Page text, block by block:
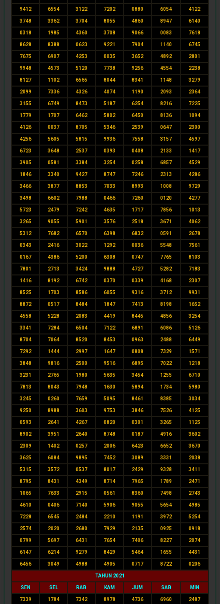
9412 6554 3122 7202 0880 6054 4122
3748 3362 3704 8055 4860 8947 6140
0318 1985 4360 3708 9066 0083 7618
8628 8388 0623 9221 7904 1140 6745
7675 6907 4253 0035 3652 4892 2801
9948 4573 5120 7738 9256 4554 2238
8127 1102 6565 8044 8341 1148 3279
2099 7336 4326 4074 1190 2093 2364
3155 6749 8473 5187 6254 8216 7225
1779 1707 6462 5802 6450 8136 1094
4126 0037 8705 5346 2539 0647 2300
4256 5605 5815 9936 7558 3157 4597
6723 3648 2537 0393 0408 2133 1417
3905 0581 3384 3254 0258 6857 4529
1846 3340 9427 8747 7246 2313 4286
3466 3877 8853 7033 8993 1008 9729
3498 6602 7988 0466 7260 0120 4277
5723 2479 7242 4635 1717 7856 1013
3265 9055 5901 3576 2518 3671 4062
5312 7682 6570 6398 6832 0591 2678
0343 2416 3022 1292 0036 5548 7561
0167 4386 5200 6308 0747 7765 8103
7801 2713 3424 9888 4727 5282 7183
1416 8192 6742 0370 0339 4168 2307
8525 1703 8586 6055 9316 3712 9931
8872 0517 8484 1847 7413 8198 1652
4558 5228 2083 4419 8445 4856 3254
3341 7284 6504 7122 6891 6086 5126
8704 7064 8520 8453 0963 2488 6449
7292 1444 2997 1647 0808 7329 1571
3848 9816 2500 9516 6895 7022 1218
3231 2765 1980 5635 3454 1255 6710
7813 8043 7948 1630 5894 1734 5980
3245 0260 7659 5095 8461 8385 3034
9250 8988 3603 9753 3846 7526 4125
0593 2641 4267 0820 0301 3265 1125
8902 3951 2640 8748 0187 4916 3602
2309 1402 0257 2006 6423 6652 3670
3625 6084 9895 7452 3089 3331 2038
5315 3572 0537 8017 2429 9328 3411
8795 8431 4349 8714 7965 1789 2471
1065 7633 2915 0561 8360 7498 2743
4610 0406 7140 5906 9055 5654 4985
7228 6545 2484 2210 1191 3972 5254
2574 2020 2680 7929 2135 0925 0918
0799 5697 6431 7654 7406 8227 2074
6147 6214 9279 8429 5464 1655 4431
6456 3049 4988 4905 0717 8722 0206
TAHUN 2021
SEN SEL RAB KAM JUM SAB MIN
7339 1784 7342 8978 4736 6960 2487